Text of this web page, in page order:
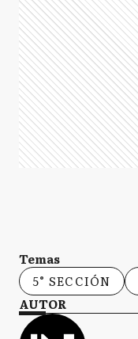
Temas
5° SECCIÓN
AUTOR